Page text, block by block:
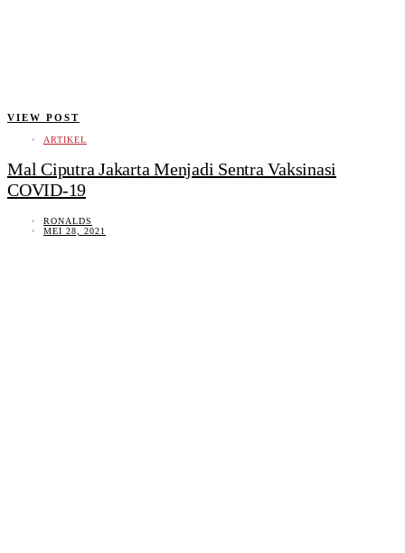
VIEW POST
ARTIKEL
Mal Ciputra Jakarta Menjadi Sentra Vaksinasi
COVID-19
RONALDS
MEI 28, 2021